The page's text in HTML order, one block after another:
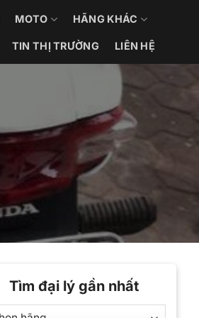
MOTO HÃNG KHÁC
TIN THỊ TRƯỜNG LIÊN HỆ
Tìm đại lý gần nhất